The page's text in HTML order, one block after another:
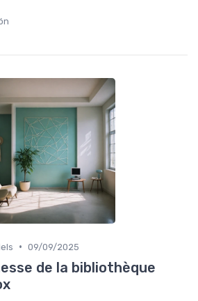
• 09/09/2025
de la bibliothèque